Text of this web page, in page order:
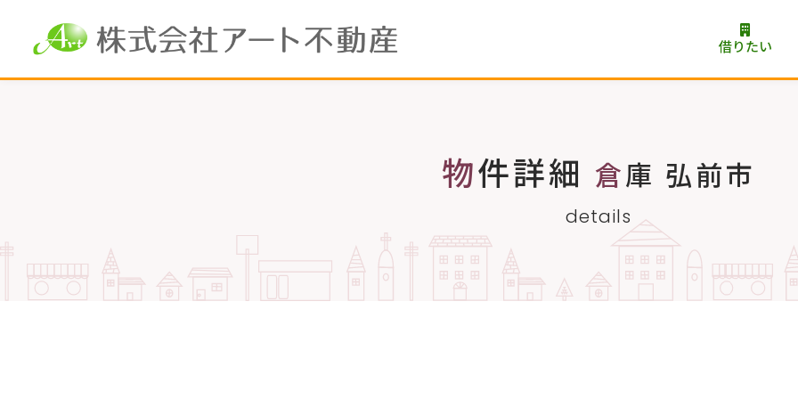
借りたい
物件詳細 倉庫 弘前市
details